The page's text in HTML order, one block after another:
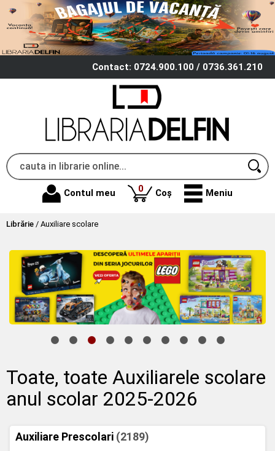
Contact: 0724.900.100 / 0736.361.210
Contul meu 0produse
Coș Meniu
Librărie / Auxiliare scolare
Toate, toate Auxiliarele scolare
anul scolar 2025-2026
Auxiliare Prescolari (2189)